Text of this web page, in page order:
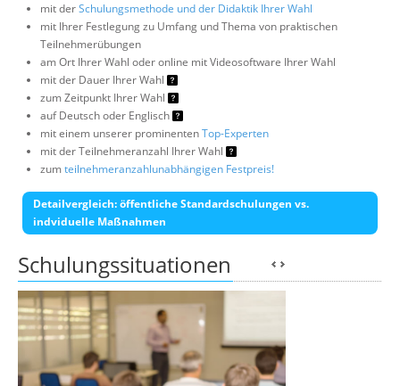
mit derSchulungsmethode und der Didaktik Ihrer Wahl
mit Ihrer Festlegung zu Umfang und Thema von praktischen
Teilnehmerübungen
am Ort Ihrer Wahl oder online mit Videosoftware Ihrer Wahl
mit der Dauer Ihrer Wahl
zum Zeitpunkt Ihrer Wahl
auf Deutsch oder Englisch
mit einem unserer prominentenTop-Experten
mit der Teilnehmeranzahl Ihrer Wahl
zumteilnehmeranzahlunabhängigen Festpreis!
Detailvergleich: öffentliche Standardschulungen vs.
indviduelle Maßnahmen
Schulungssituationen